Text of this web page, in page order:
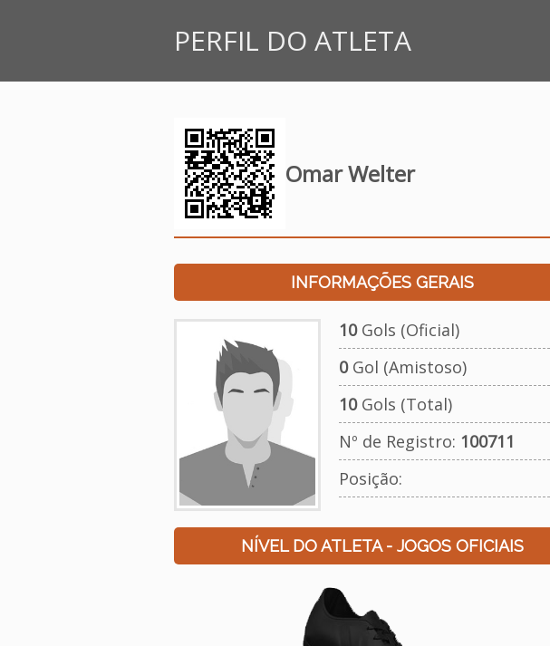
PERFIL DO ATLETA
Omar Welter
INFORMAÇÕES GERAIS
10Gols (Oficial)
0Gol (Amistoso)
10Gols (Total)
Nº de Registro: 100711
Posição:
NÍVEL DO ATLETA - JOGOS OFICIAIS